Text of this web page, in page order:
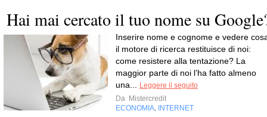
Hai mai cercato il tuo nome su
Inserire nome e cognome e vedere
il motore di ricerca restituisce di noi:
come resistere alla tentazione? La
maggior parte di noi l’ha fatto almeno
una...
Leggere il seguito
Da Mistercredit
ECONOMIA
INTERNET